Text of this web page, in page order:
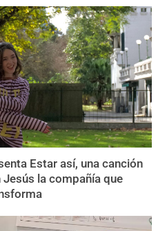
Estar así, una canción
la compañía que